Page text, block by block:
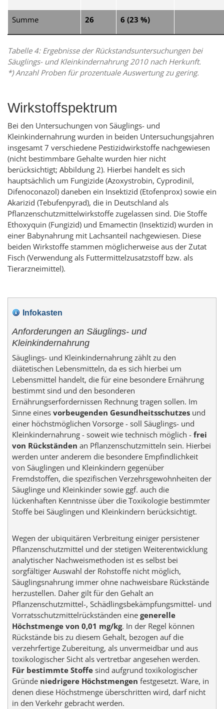
Summe 26 6 (23 %)
Tabelle 4: Ergebnisse der Rückstandsuntersuchungen bei
Säuglings- und Kleinkindernahrung 2010 nach Herkunft.
*) Anzahl Proben für prozentuale Auswertung zu gering.
Wirkstoffspektrum
Bei den Untersuchungen von Säuglings- und
Kleinkindernahrung wurden in beiden Untersuchungsjahren
insgesamt 7 verschiedene Pestizidwirkstoffe nachgewiesen
(nicht bestimmbare Gehalte wurden hier nicht
berücksichtigt; Abbildung 2). Hierbei handelt es sich
hauptsächlich um Fungizide (Azoxystrobin, Cyprodinil,
Difenoconazol) daneben ein Insektizid (Etofenprox) sowie ein
Akarizid (Tebufenpyrad), die in Deutschland als
Pflanzenschutzmittelwirkstoffe zugelassen sind. Die Stoffe
Ethoxyquin (Fungizid) und Emamectin (Insektizid) wurden in
einer Babynahrung mit Lachsanteil nachgewiesen. Diese
beiden Wirkstoffe stammen möglicherweise aus der Zutat
Fisch (Verwendung als Futtermittelzusatzstoff bzw. als
Tierarzneimittel).
Infokasten
Anforderungen an Säuglings- und
Kleinkindernahrung
Säuglings- und Kleinkindernahrung zählt zu den
diätetischen Lebensmitteln, da es sich hierbei um
Lebensmittel handelt, die für eine besondere Ernährung
bestimmt sind und den besonderen
Ernährungserfordernissen Rechnung tragen sollen. Im
Sinne eines vorbeugenden Gesundheitsschutzes und
einer höchstmöglichen Vorsorge - soll Säuglings- und
Kleinkindernahrung - soweit wie technisch möglich - frei
von Rückständen an Pflanzenschutzmitteln sein. Hierbei
werden unter anderem die besondere Empfindlichkeit
von Säuglingen und Kleinkindern gegenüber
Fremdstoffen, die spezifischen Verzehrsgewohnheiten der
Säuglinge und Kleinkinder sowie ggf. auch die
lückenhaften Kenntnisse über die Toxikologie bestimmter
Stoffe bei Säuglingen und Kleinkindern berücksichtigt.
Wegen der ubiquitären Verbreitung einiger persistener
Pflanzenschutzmittel und der stetigen Weiterentwicklung
analytischer Nachweismethoden ist es selbst bei
sorgfältiger Auswahl der Rohstoffe nicht möglich,
Säuglingsnahrung immer ohne nachweisbare Rückstände
herzustellen. Daher gilt für den Gehalt an
Pflanzenschutzmittel-, Schädlingsbekämpfungsmittel- und
Vorratsschutzmittelrückständen eine generelle
Höchstmenge von 0,01 mg/kg. In der Regel können
Rückstände bis zu diesem Gehalt, bezogen auf die
verzehrfertige Zubereitung, als unvermeidbar und aus
toxikologischer Sicht als vertretbar angesehen werden.
Für bestimmte Stoffe sind aufgrund toxikologischer
Gründe niedrigere Höchstmengen festgesetzt. Ware, in
denen diese Höchstmenge überschritten wird, darf nicht
in den Verkehr gebracht werden.